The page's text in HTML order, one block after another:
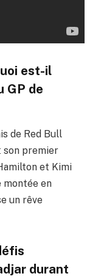
est-il
GP de
de Red Bull
son premier
et Kimi
montée en
un rêve
durant